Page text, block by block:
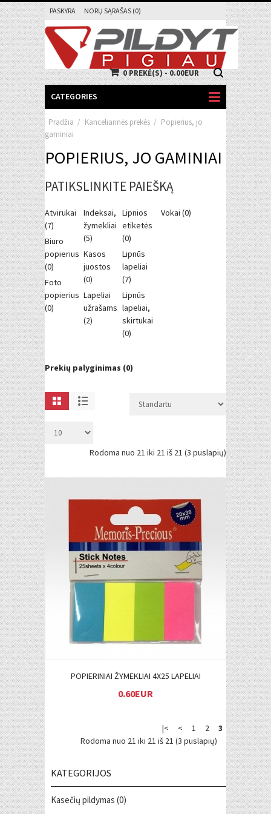
PASKYRA NORŲ SĄRAŠAS (0)
0 PREKĖ(S) - 0.00EUR
CATEGORIES
Pradžia / Kanceliarinės prekės / Popierius, jo
gaminiai
POPIERIUS, JO GAMINIAI
PATIKSLINKITE PAIEŠKĄ
Atvirukai
(7)
Biuro
popierius
(0)
Foto
popierius
(0)
Indeksai,
žymekliai
(5)
Kasos
juostos
(0)
Lapeliai
užrašams
(2)
Lipnios
etiketės
(0)
Lipnūs
lapeliai
(7)
Lipnūs
lapeliai,
skirtukai
(0)
Vokai (0)
Prekių palyginimas (0)
Rodoma nuo 21 iki 21 iš 21 (3 puslapių)
Į KREPŠELĮ
POPIERINIAI ŽYMEKLIAI 4X25 LAPELIAI
0.60EUR
|< < 1 2
3
Rodoma nuo 21 iki 21 iš 21 (3 puslapių)
KATEGORIJOS
Kasečių pildymas (0)